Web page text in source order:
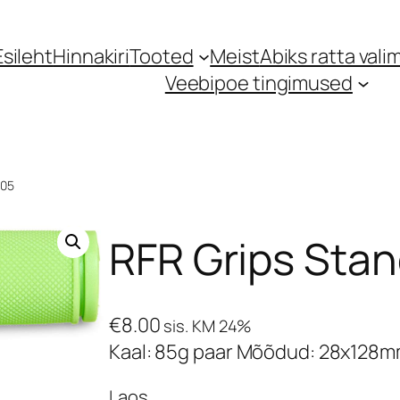
HinnakiriTooted MeistAbiks ratta
Veebipoe tingimused
RFR Grips
€8.00 sis. KM 24%
Kaal: 85g paar Mõõdud: